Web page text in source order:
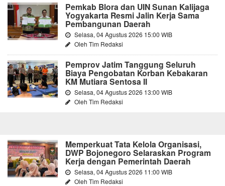
Pemkab Blora dan UIN Sunan Kalijaga
Yogyakarta Resmi Jalin Kerja Sama
Pembangunan Daerah
Selasa, 04 Agustus 2026 15:00 WIB
Oleh Tim Redaksi
Pemprov Jatim Tanggung Seluruh
Biaya Pengobatan Korban Kebakaran
KM Mutiara Sentosa II
Selasa, 04 Agustus 2026 13:00 WIB
Oleh Tim Redaksi
Memperkuat Tata Kelola Organisasi,
DWP Bojonegoro Selaraskan Program
Kerja dengan Pemerintah Daerah
Selasa, 04 Agustus 2026 11:00 WIB
Oleh Tim Redaksi